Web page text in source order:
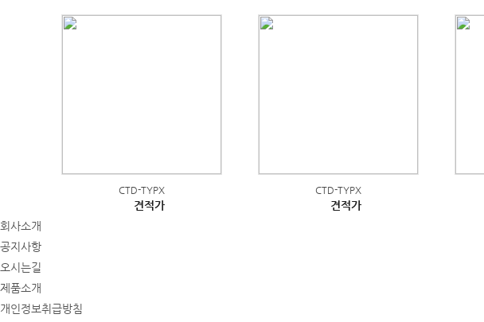
CTD-TYPX
견적가
CTD-TYPX
견적가
회사소개
공지사항
오시는길
제품소개
개인정보취급방침